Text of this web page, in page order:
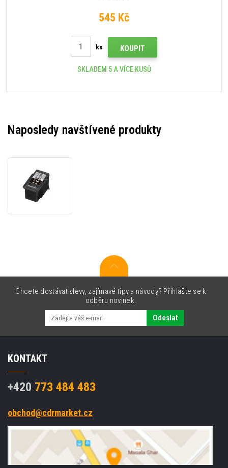
545 Kč
ks KOUPIT
SKLADEM 5 A VÍCE KUSŮ
Naposledy navštívené produkty
černý
Chcete dostávat slevy, zajímavé tipy a návody? Přihlašte se k
odběru novinek.
Odeslat
KONTAKT
+420 773 484 483
obchod@cdrmarket.cz